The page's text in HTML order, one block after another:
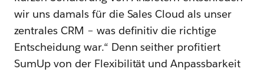
wir uns damals für die Sales Cloud als unser
zentrales CRM – was definitiv die richtige
Entscheidung war.“ Denn seither profitiert
SumUp von der Flexibilität und Anpassbarkeit